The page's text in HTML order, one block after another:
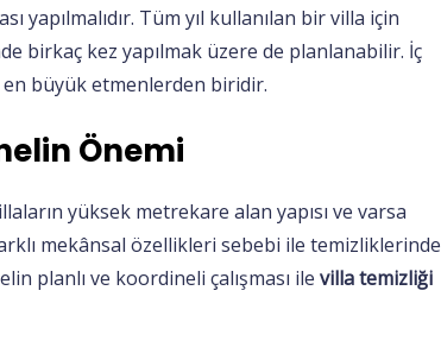
yapılmalıdır. Tüm yıl kullanılan bir villa için
birkaç kez yapılmak üzere de planlanabilir. İç
büyük etmenlerden biridir.
Önemi
yüksek metrekare alan yapısı ve varsa
mekânsal özellikleri sebebi ile temizliklerinde
planlı ve koordineli çalışması ile villa temizliği